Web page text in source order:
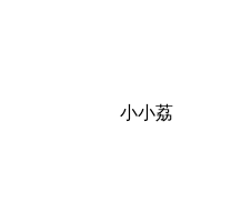
小小荔